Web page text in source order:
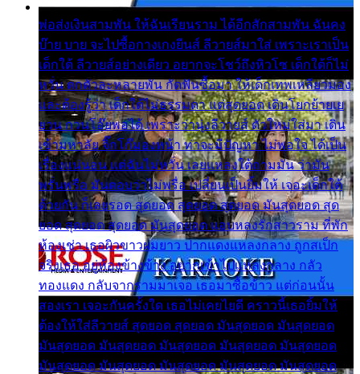
พ่อส่งเงินสามพัน ให้ฉันเรียนราม ได้อีกสักสามพัน ฉันคง
บ๊าย บาย จะไปซื้อกางเกงยีนส์ ลีวายส์มาใส่ เพราะเราเป็น
เด็กใต้ ลีวายส์อย่างเดียว อยากจะโชว์ถึงหิวโซ เด็กใต้ก็ไม่
หวั่น ตกตัวละหลายพัน กัดฟันซื้อมา ให้เด็กเทพเหลียวมอง
และต้องรู้ว่า เด็กใต้ไม่ธรรมดา แต่สุดยอด เดินโยกย้ายเย
ยวน กวนโอ๊ยพอได้ เพราะว่านุ่งลีวายส์ ตัวใหม่ใส่มา เดิน
เข้ามหาลัย จิ๊กโก๊มองหน้า ท่าจะมีปัญหา ไม่พอใจ ได้เป็น
เรื่องแน่นอน แต่ฉันไม่หวั่น เลยแหลงใต้ถามมัน ว่ามัน
พรั่นพรือ มันตอบว่าไม่พรื่อ เปลี่ยนเป็นยิ้มให้ เจอะเด็กใต้
ด้วยกัน ก็เลยรอด สุดยอด สุดยอด สุดยอด มันสุดยอด สุด
ยอด สุดยอด สุดยอด มันสุดยอด แอบหลงรักสาวราม ที่พัก
ห้องเช่า เธอผิวขาวผมยาว ปากแดงแหลงกลาง ถูกสเป็ก
จริงเธอ อยู่ห้องข้างข้าง อยากเข้าไปแหลงกลาง กลัว
ทองแดง กลับจากรามมาเจอ เธอมาซื้อข้าว แต่ก่อนนั้น
สองเรา เจอะกันครั้งใด เธอไม่เคยไยดี คราวนี้เธอยิ้มให้
ต้องให้ใส่ลีวายส์ สุดยอด สุดยอด มันสุดยอด มันสุดยอด
มันสุดยอด มันสุดยอด มันสุดยอด มันสุดยอด มันสุดยอด
มันสุดยอด มันสุดยอด มันสุดยอด มันสุดยอด มันสุดยอด